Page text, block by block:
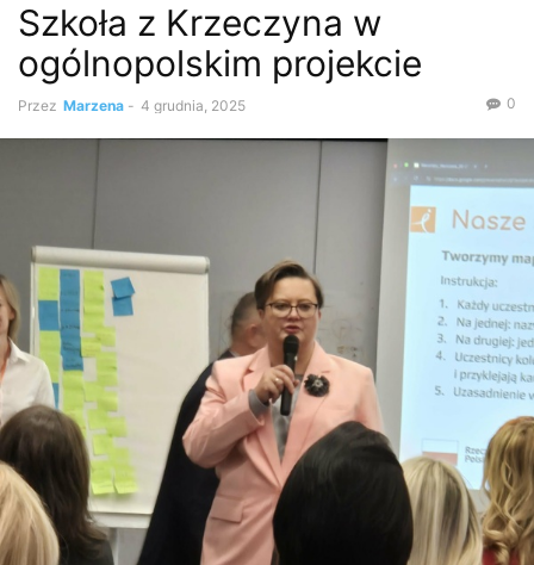
Szkoła z Krzeczyna w
ogólnopolskim projekcie
Przez Marzena - 4 grudnia, 2025 0